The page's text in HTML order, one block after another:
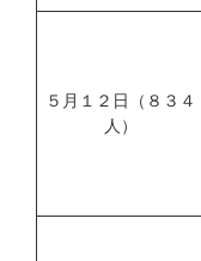
５月１２日（８３４
人）